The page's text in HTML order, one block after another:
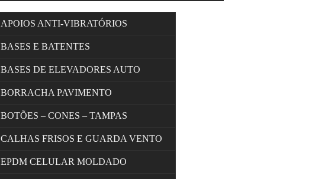
APOIOS ANTI-VIBRATÓRIOS
BASES E BATENTES
BASES DE ELEVADORES AUTO
BORRACHA PAVIMENTO
BOTÕES – CONES – TAMPAS
CALHAS FRISOS E GUARDA VENTO
EPDM CELULAR MOLDADO